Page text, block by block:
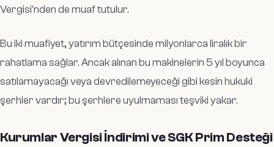
Vergisi'nden de muaf tutulur.
Bu iki muafiyet, yatırım bütçesinde milyonlarca liralık bir
rahatlama sağlar. Ancak alınan bu makinelerin 5 yıl boyunca
satılamayacağı veya devredilemeyeceği gibi kesin hukuki
şerhler vardır; bu şerhlere uyulmaması teşviki yakar.
Kurumlar Vergisi İndirimi ve SGK Prim Desteği